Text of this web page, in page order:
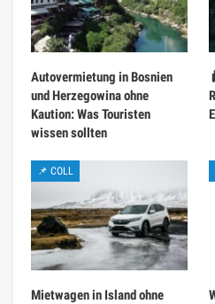
Autovermietung in Bosnien
und Herzegowina ohne
Kaution: Was Touristen
wissen sollten
📌 COLL
Mietwagen in Island ohne